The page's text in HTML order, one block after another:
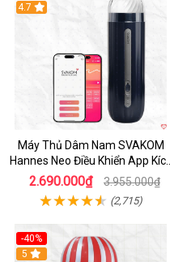
Hot
4.7
Máy Thủ Dâm Nam SVAKOM
Hannes Neo Điều Khiển App Kích
Thích
2.690.000₫ 3.955.000₫
(2,715)
-40%
Hot
5